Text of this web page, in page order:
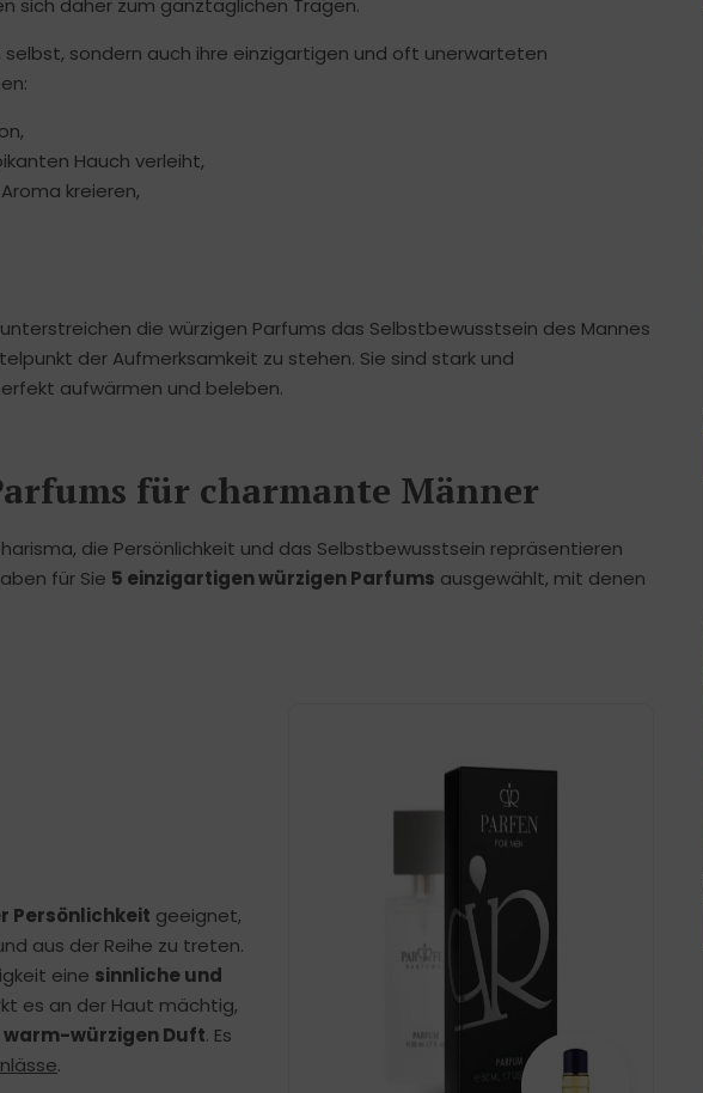
sondern auch ihre einzigartigen und oft unerwarteten
Hauch verleiht,
kreieren,
die würzigen Parfums das Selbstbewusstsein des Mannes
der Aufmerksamkeit zu stehen. Sie sind stark und
aufwärmen und beleben.
für charmante Männer
die Persönlichkeit und das Selbstbewusstsein repräsentieren
für Sie 5 einzigartigen würzigen Parfums ausgewählt, mit denen
Persönlichkeit geeignet,
aus der Reihe zu treten.
eine sinnliche und
es an der Haut mächtig,
warm-würzigen Duft. Es
.